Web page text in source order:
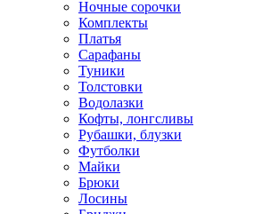
Ночные сорочки
Комплекты
Платья
Сарафаны
Туники
Толстовки
Водолазки
Кофты, лонгсливы
Рубашки, блузки
Футболки
Майки
Брюки
Лосины